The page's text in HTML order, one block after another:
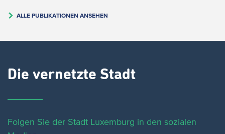
ALLE PUBLIKATIONEN ANSEHEN
Die vernetzte Stadt
Folgen Sie der Stadt Luxemburg in den sozialen